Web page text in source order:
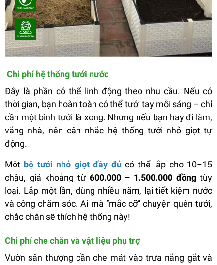
Chi phí hệ thống tưới nước
Đây là phần có thể linh động theo nhu cầu. Nếu có
thời gian, bạn hoàn toàn có thể tưới tay mỗi sáng – chỉ
cần một bình tưới là xong. Nhưng nếu bạn hay đi làm,
vắng nhà, nên cân nhắc hệ thống tưới nhỏ giọt tự
động.
Một bộ tưới nhỏ giọt đầy đủcó thể lắp cho 10–15
chậu, giá khoảng từ 600.000 – 1.500.000 đồng tùy
loại. Lắp một lần, dùng nhiều năm, lại tiết kiệm nước
và công chăm sóc. Ai mà “mắc cỡ” chuyện quên tưới,
chắc chắn sẽ thích hệ thống này!
Chi phí che chắn và vật liệu phụ trợ
Vườn sân thượng cần che mát vào trưa nắng gắt và